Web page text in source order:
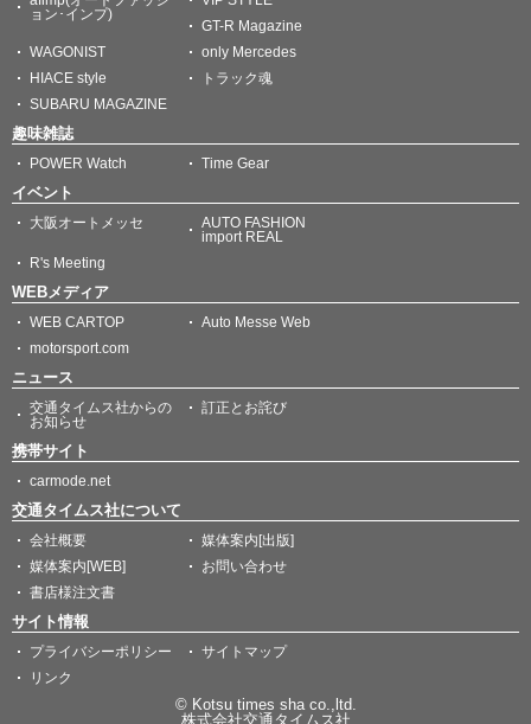
ョン･インプ)
GT-R Magazine
WAGONIST
only Mercedes
HIACE style
トラック魂
SUBARU MAGAZINE
趣味雑誌
POWER Watch Time Gear
イベント
大阪オートメッセ
AUTO FASHION
import REAL
R's Meeting
WEBメディア
WEB CARTOP
Auto Messe Web
motorsport.com
ニュース
交通タイムス社からの
お知らせ
訂正とお詫び
携帯サイト
carmode.net
交通タイムス社について
会社概要
媒体案内[出版]
媒体案内[WEB]
お問い合わせ
書店様注文書
サイト情報
プライバシーポリシー
サイトマップ
リンク
© Kotsu times sha co.,ltd.
株式会社交通タイムス社